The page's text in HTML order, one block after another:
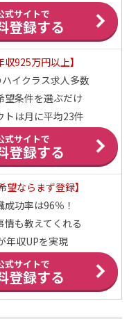
式サイトで
登録する
収925万円以上】
イクラス求人多数
望条件を選ぶだけ
トは月に平均23件
式サイトで
登録する
望ならまず登録】
成功率は96％！
情も教えてくれる
年収UPを実現
式サイトで
登録する